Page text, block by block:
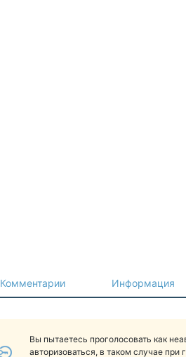
Комментарии Информация
Вы пытаетесь проголосовать как
авторизоваться, в таком случае при